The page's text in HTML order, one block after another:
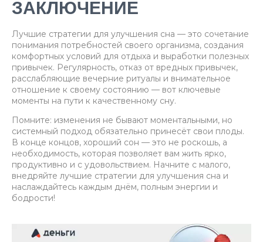
ЗАКЛЮЧЕНИЕ
Лучшие стратегии для улучшения сна — это сочетание
понимания потребностей своего организма, создания
комфортных условий для отдыха и выработки полезных
привычек. Регулярность, отказ от вредных привычек,
расслабляющие вечерние ритуалы и внимательное
отношение к своему состоянию — вот ключевые
моменты на пути к качественному сну.
Помните: изменения не бывают моментальными, но
системный подход обязательно принесёт свои плоды.
В конце концов, хороший сон — это не роскошь, а
необходимость, которая позволяет вам жить ярко,
продуктивно и с удовольствием. Начните с малого,
внедряйте лучшие стратегии для улучшения сна и
наслаждайтесь каждым днём, полным энергии и
бодрости!